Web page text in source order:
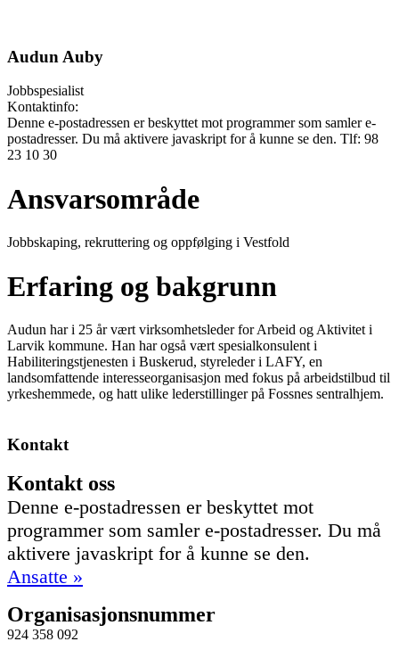
Audun Auby
Jobbspesialist
Kontaktinfo:
Denne e-postadressen er beskyttet mot programmer som samler e-
postadresser. Du må aktivere javaskript for å kunne se den. Tlf: 98
23 10 30
Ansvarsområde
Jobbskaping, rekruttering og oppfølging i Vestfold
Erfaring og bakgrunn
Audun har i 25 år vært virksomhetsleder for Arbeid og Aktivitet i
Larvik kommune. Han har også vært spesialkonsulent i
Habiliteringstjenesten i Buskerud, styreleder i LAFY, en
landsomfattende interesseorganisasjon med fokus på arbeidstilbud til
yrkeshemmede, og hatt ulike lederstillinger på Fossnes sentralhjem.
Kontakt
Kontakt oss
Denne e-postadressen er beskyttet mot
programmer som samler e-postadresser. Du må
aktivere javaskript for å kunne se den.
Ansatte »
Organisasjonsnummer
924 358 092